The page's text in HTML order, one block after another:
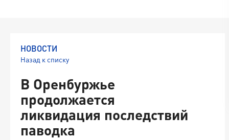
НОВОСТИ
Назад к списку
В Оренбуржье
продолжается
ликвидация последствий
паводка